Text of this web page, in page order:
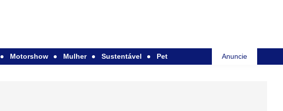
Motorshow Mulher Sustentável Pet Anuncie